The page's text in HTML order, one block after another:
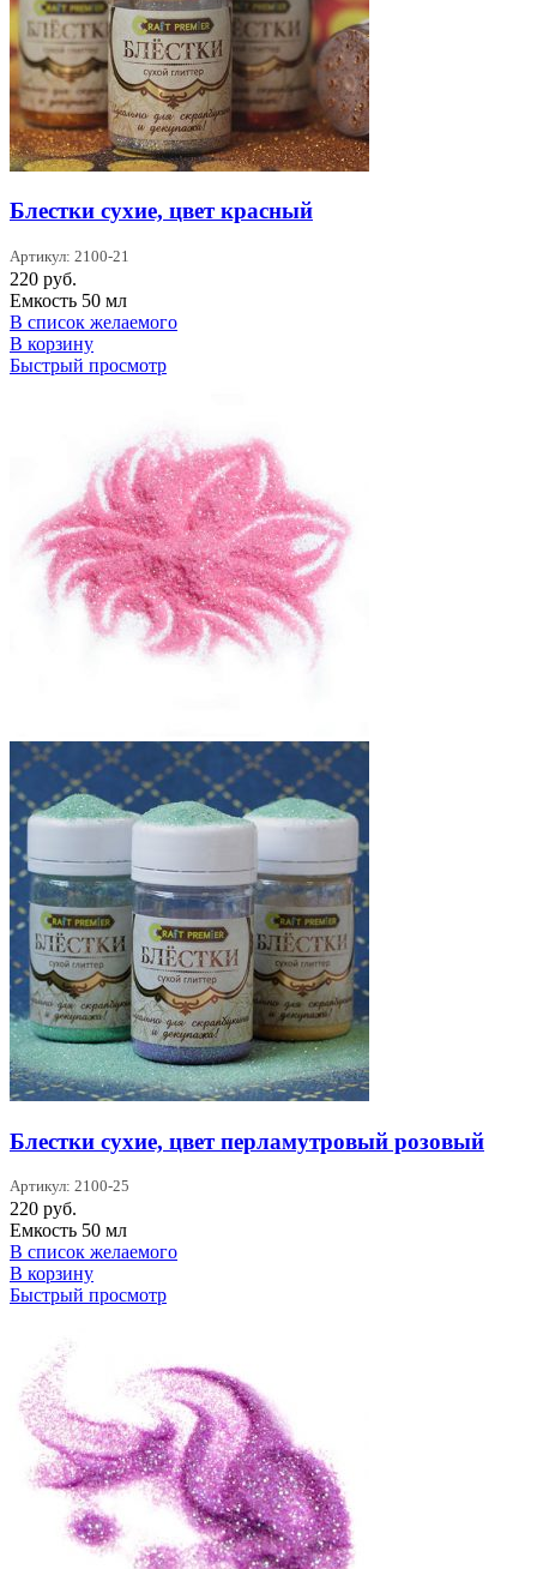
Блестки сухие, цвет красный
Артикул: 2100-21
220 руб.
Емкость 50 мл
В список желаемого
В корзину
Быстрый просмотр
Блестки сухие, цвет перламутровый розовый
Артикул: 2100-25
220 руб.
Емкость 50 мл
В список желаемого
В корзину
Быстрый просмотр